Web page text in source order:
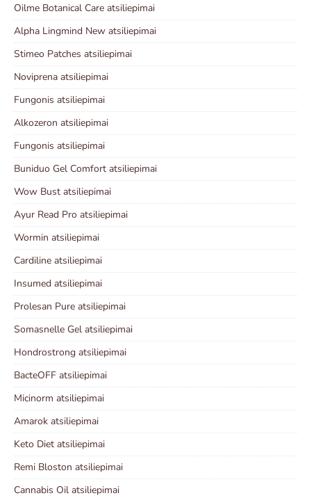
Oilme Botanical Care atsiliepimai
Alpha Lingmind New atsiliepimai
Stimeo Patches atsiliepimai
Noviprena atsiliepimai
Fungonis atsiliepimai
Alkozeron atsiliepimai
Fungonis atsiliepimai
Buniduo Gel Comfort atsiliepimai
Wow Bust atsiliepimai
Ayur Read Pro atsiliepimai
Wormin atsiliepimai
Cardiline atsiliepimai
Insumed atsiliepimai
Prolesan Pure atsiliepimai
Somasnelle Gel atsiliepimai
Hondrostrong atsiliepimai
BacteOFF atsiliepimai
Micinorm atsiliepimai
Amarok atsiliepimai
Keto Diet atsiliepimai
Remi Bloston atsiliepimai
Cannabis Oil atsiliepimai